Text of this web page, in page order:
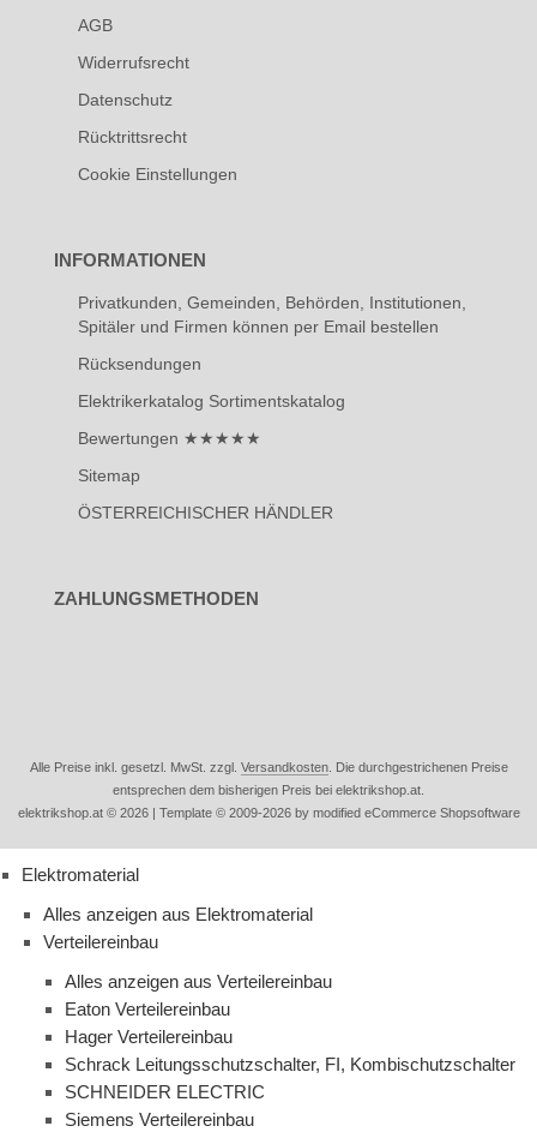
AGB
Widerrufsrecht
Datenschutz
Rücktrittsrecht
Cookie Einstellungen
INFORMATIONEN
Privatkunden, Gemeinden, Behörden, Institutionen,
Spitäler und Firmen können per Email bestellen
Rücksendungen
Elektrikerkatalog Sortimentskatalog
Bewertungen ★★★★★
Sitemap
ÖSTERREICHISCHER HÄNDLER
ZAHLUNGSMETHODEN
Alle Preise inkl. gesetzl. MwSt. zzgl. Versandkosten. Die durchgestrichenen Preise
entsprechen dem bisherigen Preis bei elektrikshop.at.
elektrikshop.at © 2026 | Template © 2009-2026 by modified eCommerce Shopsoftware
Elektromaterial
Alles anzeigen aus Elektromaterial
Verteilereinbau
Alles anzeigen aus Verteilereinbau
Eaton Verteilereinbau
Hager Verteilereinbau
Schrack Leitungsschutzschalter, FI, Kombischutzschalter
SCHNEIDER ELECTRIC
Siemens Verteilereinbau